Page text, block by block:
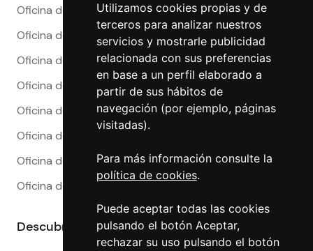
Utilizamos cookies propias y de
terceros para analizar nuestros
servicios y mostrarle publicidad
relacionada con sus preferencias
en base a un perfil elaborado a
partir de sus hábitos de
navegación (por ejemplo, páginas
visitadas).
Para más información consulte la
política de cookies.
Puede aceptar todas las cookies
pulsando el botón Aceptar,
rechazar su uso pulsando el botón
Oficina de Cambio en Barcelona
Oficina de Cambio en Córdoba
Oficina de Cambio en Granada
Oficina de Cambio en Madrid
Oficina de Cambio en Málaga
Oficina de Cambio en Marbella
Oficina de Cambio en Sevilla
Oficina de Cambio en Valencia
Descubre más